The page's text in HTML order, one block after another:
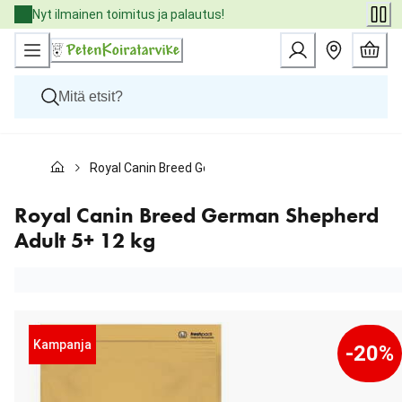
Skip
to
Content
Nyt ilmainen toimitus ja palautus!
Kissat
Eläinlääkäriruoat
Tuotemerkit
Uutuudet
Royal Canin Breed German Shepherd Adult 5+ 12 kg
Royal Canin Breed German Shepherd
Adult 5+ 12 kg
Kampanja -20%